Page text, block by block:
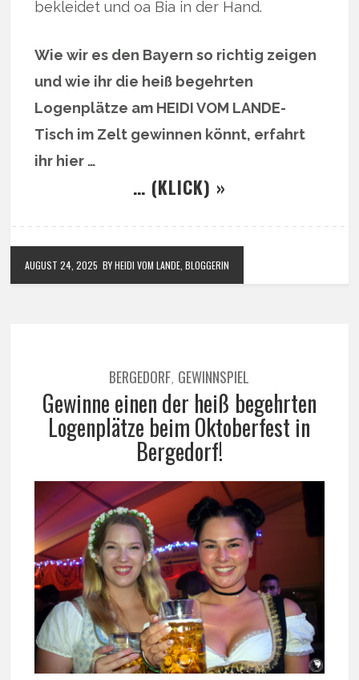
bekleidet und oa Bia in der Hand.
Wie wir es den Bayern so richtig zeigen
und wie ihr die heiß begehrten
Logenplätze am HEIDI VOM LANDE-
Tisch im Zelt gewinnen könnt, erfahrt
ihr hier …
… (KLICK) »
AUGUST 24, 2025 BY HEIDI VOM LANDE, BLOGGERIN
BERGEDORF, GEWINNSPIEL
Gewinne einen der heiß begehrten
Logenplätze beim Oktoberfest in
Bergedorf!